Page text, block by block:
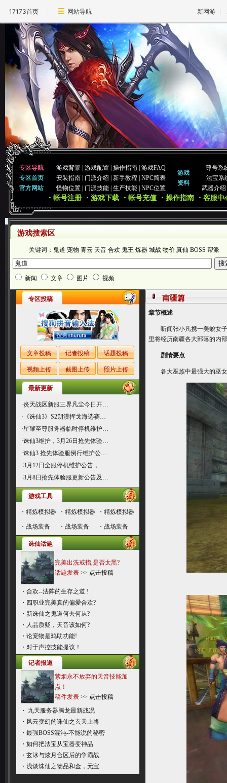
17173首页 网站导航 新网游
专区导航
专区首页
官方网站
游戏背景 |游戏配置 |操作指南 |游戏FAQ
安装指南
门派介绍 |新手教程 |NPC简表
怪物位置
门派技能 |生产技能 |NPC位置
游戏
资料
尊号系
法宝系
武器介绍
・帐号注册 ・游戏下载 ・帐号充值 ・操作指南 ・客服中
游戏搜索区
关键词： 鬼道 宠物 青云 天音 合欢 鬼王 炼器 城战 物价 真仙 BOSS 帮派
新闻 文章 图片 视频
专区投稿
文章投稿 记者投稿 话题投稿
视频上传 截图上传 照片上传
最新更新
·炎天战区新服三界凡尘今日开…
· 《诛仙3》S2朔漠挥戈海选赛…
·星耀至尊服务器临时停机维护…
·诛仙3维护，3月26日抢先体验…
·诛仙3 抢先体验服例行维护公…
·3月12日全服停机维护公告，…
·3月8日抢先体验服更新公告及…
游戏工具
・精炼模拟器 ・精炼模拟器 ・精炼模拟器
・战场装备 ・战场装备 ・战场装备
诛仙话题
完美出洗戒指,是否太黑?
话题发表>> 点击投稿
・合欢--法阵的生存之道 !
・ 四职业完美真的偏爱合欢?
・新诛仙之鬼道何去何从?
・ 人品质疑，天音该如何?
・论宠物是鸡助功能!
・对于声控技能提议！
记者报道
紫烟永不放弃的天音技能加
点！
稿件发表>> 点击投稿
・
九天服务器腾龙最新战况
・ 风云变幻的诛仙之玄天上将
・最强BOSS混沌-不能说的秘密
・如何把法宝从宝器变神品
・玄冰与炫月合区后的争霸战
・浅谈诛仙之物品和金，元宝
南疆篇
章节概述
听闻张小凡携一美貌女子
里将经历南疆各大部落的内
剧情要点
各大巫族中最强大的巫女